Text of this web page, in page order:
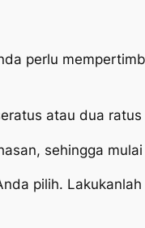
perlu
atau dua
sehingga
pilih.